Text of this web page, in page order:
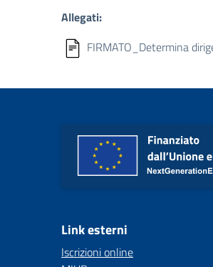
Allegati:
FIRMATO_Determina
Link esterni
Iscrizioni online